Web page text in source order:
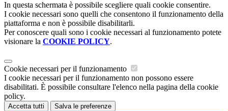
In questa schermata è possibile scegliere quali cookie consentire.
I cookie necessari sono quelli che consentono il funzionamento della
piattaforma e non è possibile disabilitarli.
Per conoscere quali sono i cookie necessari al funzionamento potete
visionare la COOKIE POLICY.
Cookie necessari per il funzionamento
I cookie necessari per il funzionamento non possono essere
disabilitati. È possibile consultare l'elenco nella pagina della cookie
policy.
Accetta tutti Salva le preferenze